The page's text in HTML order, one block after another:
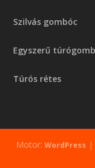
Szilvás gombóc
Egyszerű
Túrós rétes
Motor: WordPress |